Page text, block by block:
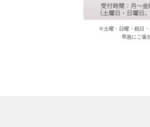
※土曜・日曜・祝日
早急にご返